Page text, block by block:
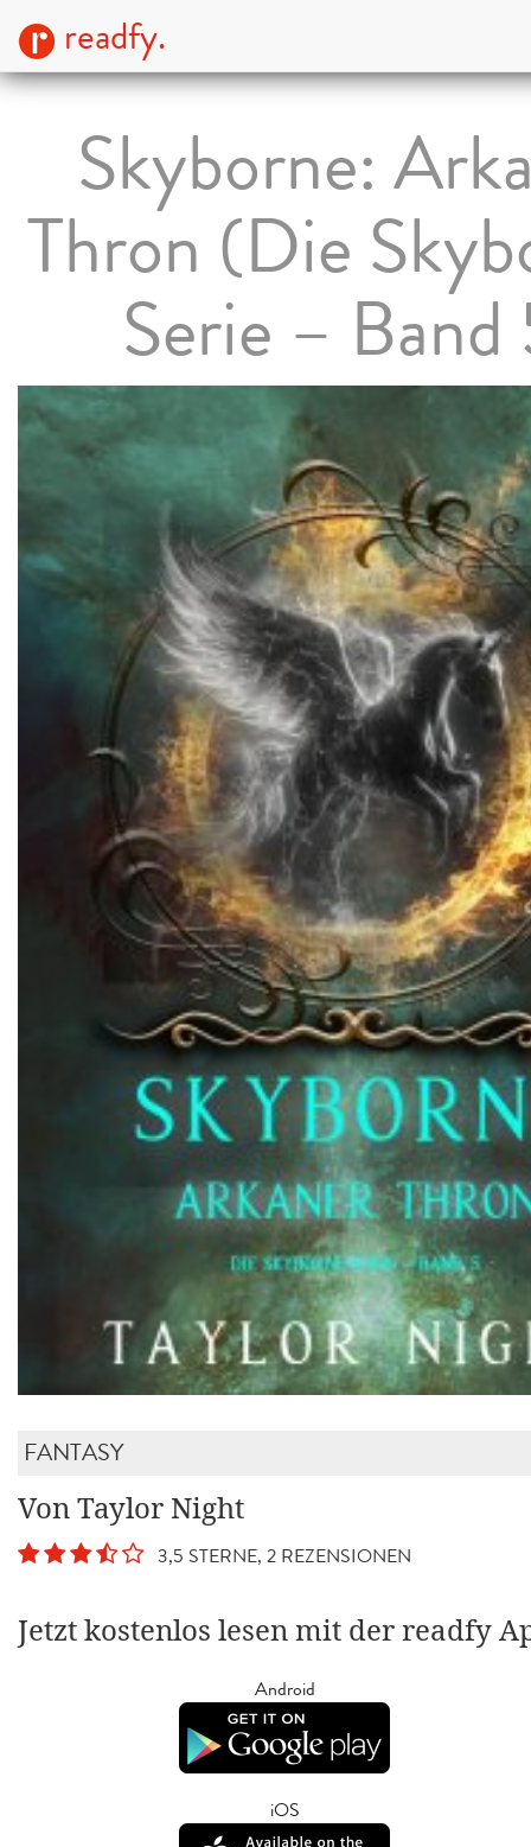
readfy.
Skyborne:
Thron (Die
Serie –
FANTASY
Von Taylor Night
3,5 STERNE, 2 REZENSIONEN
Jetzt kostenlos lesen mit der readfy
Android
iOS